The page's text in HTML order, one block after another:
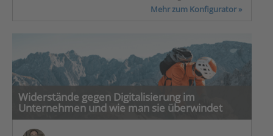
Mehr zum Konfigurator »
Widerstände gegen Digitalisierung im
Unternehmen und wie man sie überwindet